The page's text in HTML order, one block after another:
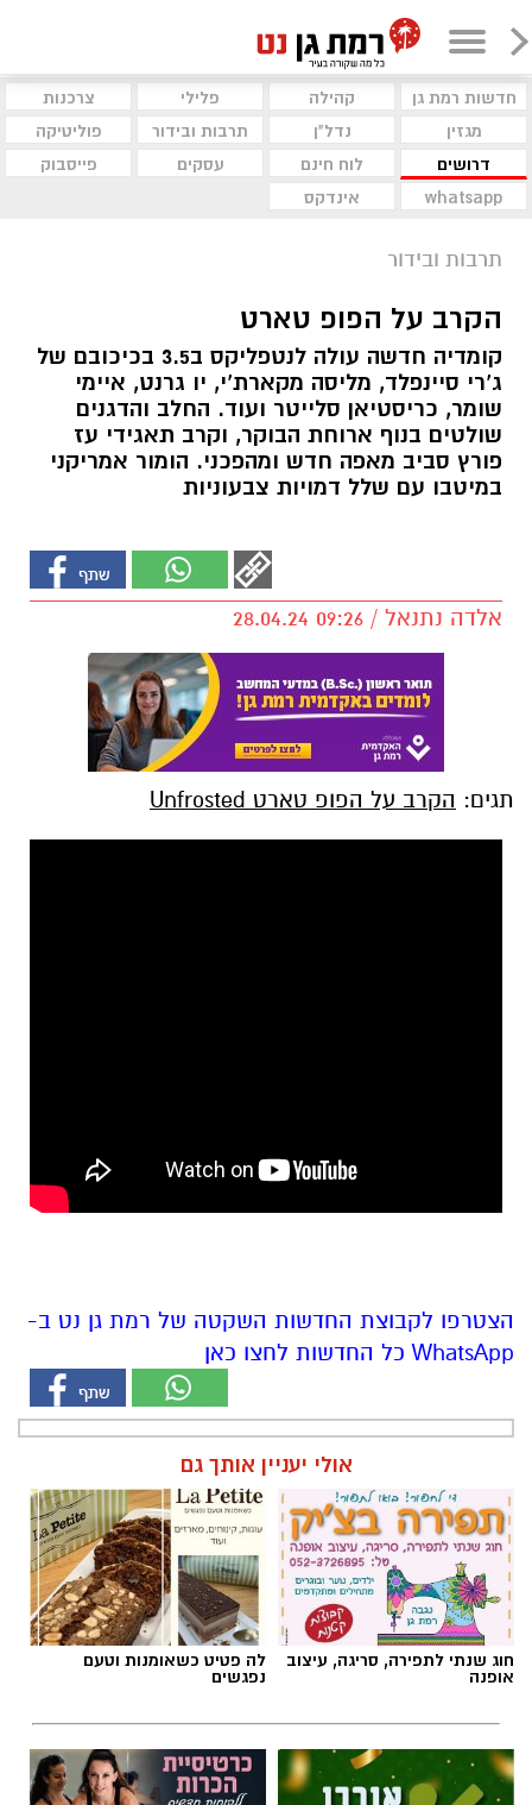
חדשות רמת גן קהילה פלילי
צרכנות
מגזין
נדל"ן תרבות ובידור
פוליטיקה
דרושים
לוח חינם עסקים
פייסבוק
whatsapp
אינדקס
תרבות ובידור
הקרב על הפופ טארט
קומדיה חדשה עולה לנטפליקס ב3.5 בכיכובם של
ג’רי סיינפלד, מליסה מקארת’י, יו גרנט, איימי
שומר, כריסטיאן סלייטר ועוד. החלב והדגנים
שולטים בנוף ארוחת הבוקר, וקרב תאגידי עז
פורץ סביב מאפה חדש ומהפכני. הומור אמריקני
במיטבו עם שלל דמויות צבעוניות
אלדה נתנאל / 09:26 28.04.24
תגים: הקרב על הפופ טארט Unfrosted
הצטרפו לקבוצת החדשות השקטה של רמת גן נט ב-
WhatsApp כל החדשות לחצו כאן
אולי יעניין אותך גם
חוג שנתי לתפירה, סריגה, עיצוב
אופנה
לה פטיט כשאומנות וטעם
נפגשים